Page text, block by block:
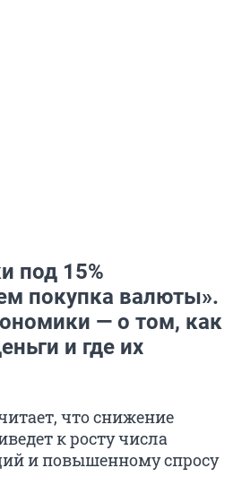
под 15%
покупка валюты».
— о том, как
и где их
что снижение
к росту числа
и повышенному спросу